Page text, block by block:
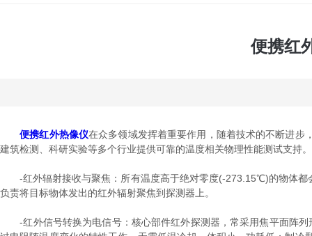
便携红
便携红外热像仪在众多领域发挥着重要作用，随着技术的不断进步
建筑检测、科研实验等多个行业提供可靠的温度相关物理性能测试支持。
-红外辐射接收与聚焦：所有温度高于绝对零度(-273.15℃)的物体都
负责将目标物体发出的红外辐射聚焦到探测器上。
-红外信号转换为电信号：核心部件红外探测器，常采用焦平面阵列